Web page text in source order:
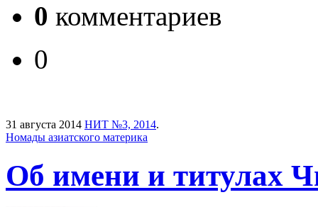
0 комментариев
0
31 августа 2014 НИТ №3, 2014.
Номады азиатского материка
Об имени и титулах